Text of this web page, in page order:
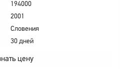
194000
2001
Словения
30 дней
цену